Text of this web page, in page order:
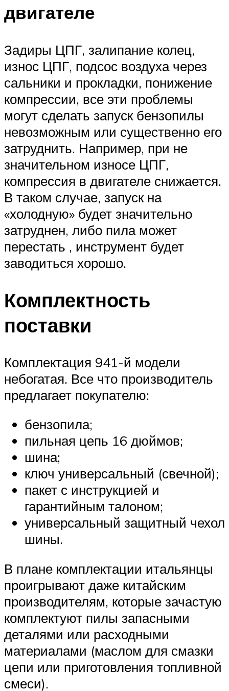
двигателе
Задиры ЦПГ, залипание колец,
износ ЦПГ, подсос воздуха через
сальники и прокладки, понижение
компрессии, все эти проблемы
могут сделать запуск бензопилы
невозможным или существенно его
затруднить. Например, при не
значительном износе ЦПГ,
компрессия в двигателе снижается.
В таком случае, запуск на
«холодную» будет значительно
затруднен, либо пила может
перестать , инструмент будет
заводиться хорошо.
Комплектность
поставки
Комплектация 941-й модели
небогатая. Все что производитель
предлагает покупателю:
бензопила;
пильная цепь 16 дюймов;
шина;
ключ универсальный (свечной);
пакет с инструкцией и
гарантийным талоном;
универсальный защитный чехол
шины.
В плане комплектации итальянцы
проигрывают даже китайским
производителям, которые зачастую
комплектуют пилы запасными
деталями или расходными
материалами (маслом для смазки
цепи или приготовления топливной
смеси).